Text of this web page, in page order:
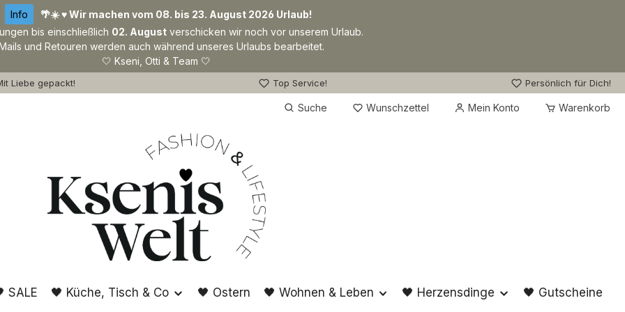
Info
🌴☀️ ♥ Wir machen vom 08. bis 23. August 2026 Urlaub!
bis einschließlich 02. August verschicken wir noch vor unserem Urlaub.
und Retouren werden auch während unseres Urlaubs bearbeitet.
🤍 Kseni, Otti & Team 🤍
Liebe gepackt! Top Service! Persönlich für Dich!
Suche Wunschzettel Du hast 0 Produkte auf dem Merkzettel
Mein Konto Warenkorb
SALE 🖤 Küche, Tisch & Co 🖤 Ostern 🖤 Wohnen & Leben 🖤 Herzensdinge 🖤 Gutscheine